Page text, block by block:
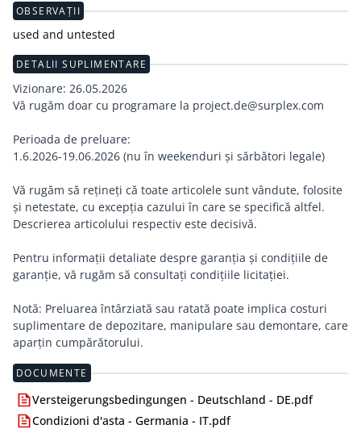
OBSERVAȚII
used and untested
DETALII SUPLIMENTARE
Vizionare: 26.05.2026
Vă rugăm doar cu programare la project.de@surplex.com
Perioada de preluare:
1.6.2026-19.06.2026 (nu în weekenduri și sărbători legale)
Vă rugăm să rețineți că toate articolele sunt vândute, folosite
și netestate, cu excepția cazului în care se specifică altfel.
Descrierea articolului respectiv este decisivă.
Pentru informații detaliate despre garanția și condițiile de
garanție, vă rugăm să consultați condițiile licitației.
Notă: Preluarea întârziată sau ratată poate implica costuri
suplimentare de depozitare, manipulare sau demontare, care
aparțin cumpărătorului.
DOCUMENTE
Versteigerungsbedingungen - Deutschland - DE.pdf
Condizioni d'asta - Germania - IT.pdf